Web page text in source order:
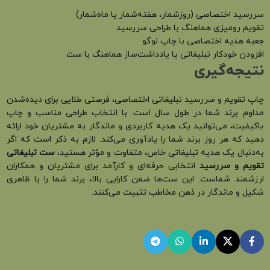
سررسید اختصاصی (روزشمار، هفته‌شمار یا ماه‌شمار)
تقویم رومیزی هماهنگ با طراحی سررسید
جعبه هدیه اختصاصی با چاپ لوگو
افزودن خودکار تبلیغاتی یا یادداشت‌ساز هماهنگ با ست
نتیجه‌گیری
چاپ تقویم و سررسید تبلیغاتی اختصاصی، فرصتی طلایی برای دیده‌شدن
مداوم برند شما در طول سال است. با انتخاب طراحی مناسب و چاپ
باکیفیت، می‌توانید یک هدیه کاربردی و ماندگار به مشتریان خود ارائه
دهید که هر روز برند شما را یادآوری می‌کند. لازم به ذکر است که اگر
به‌دنبال یک هدیه تبلیغاتی خاص، متفاوت و مؤثر هستید،ست تبلیغاتی
تقویم و سررسید انتخابی حرفه‌ای و کارآمد برای مشتریان و همکاران
ارزشمند شماست. این ست‌ها ضمن کارایی بالا، برند شما را با ظاهری
شکیل و ماندگار در ذهن مخاطب تثبیت می‌کنند.